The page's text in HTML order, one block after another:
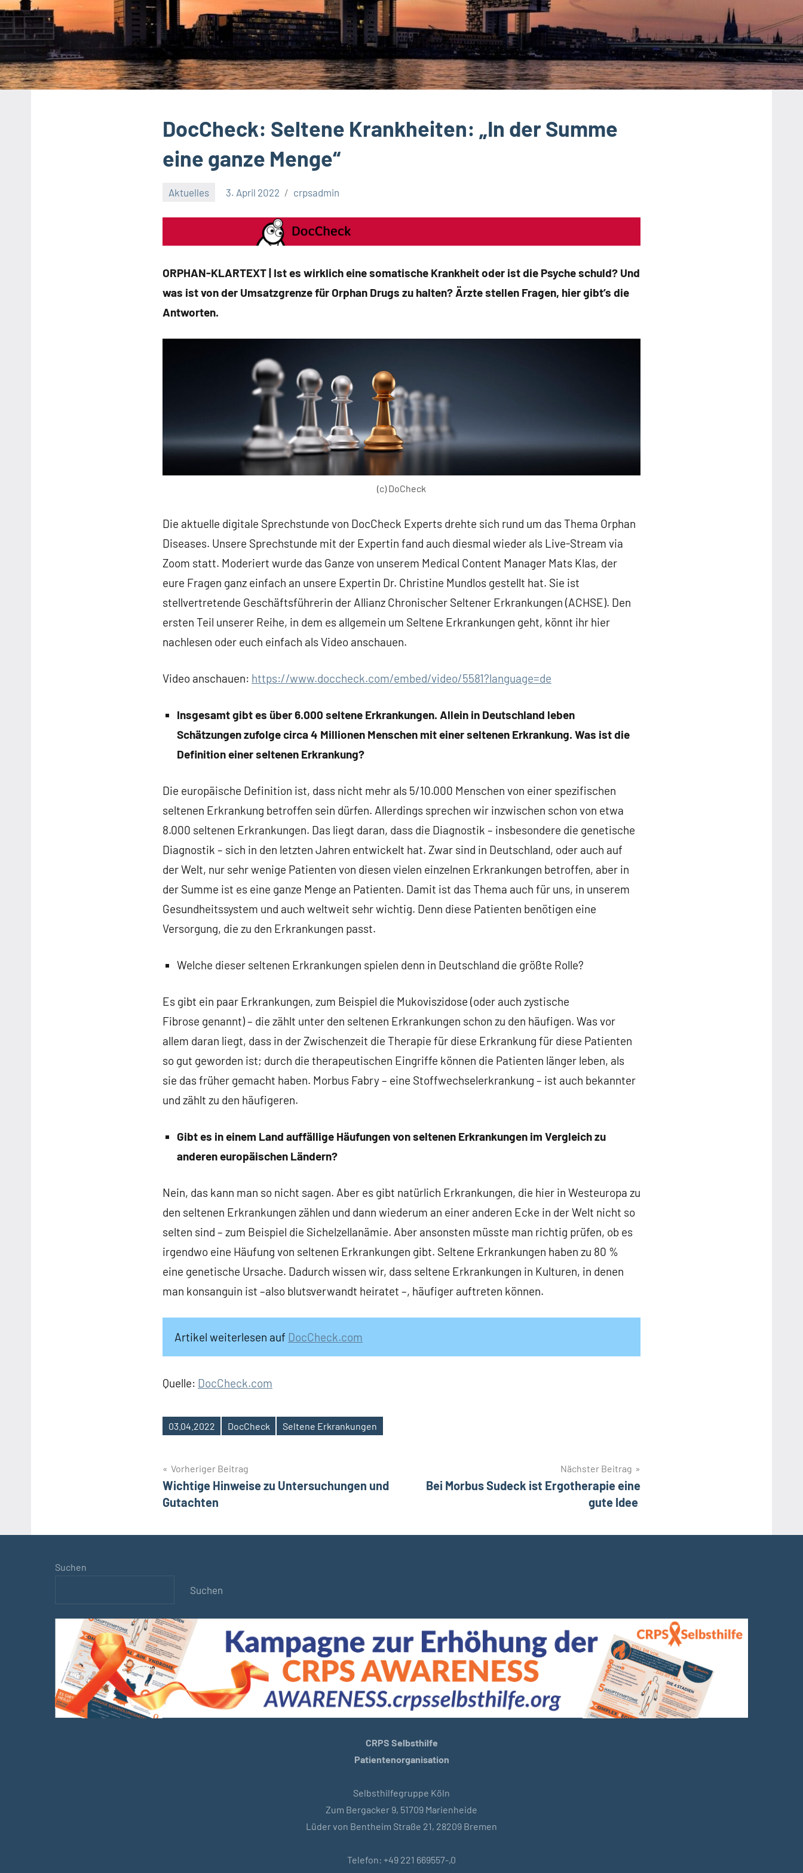
DocCheck: Seltene Krankheiten: „In der Summe
eine ganze Menge“
Aktuelles 3. April 2022 crpsadmin
ORPHAN-KLARTEXT | Ist es wirklich eine somatische Krankheit oder ist die Psyche schuld? Und
was ist von der Umsatzgrenze für Orphan Drugs zu halten? Ärzte stellen Fragen, hier gibt’s die
Antworten.
(c) DoCheck
Die aktuelle digitale Sprechstunde von DocCheck Experts drehte sich rund um das Thema Orphan
Diseases. Unsere Sprechstunde mit der Expertin fand auch diesmal wieder als Live-Stream via
Zoom statt. Moderiert wurde das Ganze von unserem Medical Content Manager Mats Klas, der
eure Fragen ganz einfach an unsere Expertin Dr. Christine Mundlos gestellt hat. Sie ist
stellvertretende Geschäftsführerin der Allianz Chronischer Seltener Erkrankungen (ACHSE). Den
ersten Teil unserer Reihe, in dem es allgemein um Seltene Erkrankungen geht, könnt ihr hier
nachlesen oder euch einfach als Video anschauen.
Video anschauen: https://www.doccheck.com/embed/video/5581?language=de
Insgesamt gibt es über 6.000 seltene Erkrankungen. Allein in Deutschland leben
Schätzungen zufolge circa 4 Millionen Menschen mit einer seltenen Erkrankung. Was ist die
Definition einer seltenen Erkrankung?
Die europäische Definition ist, dass nicht mehr als 5/10.000 Menschen von einer spezifischen
seltenen Erkrankung betroffen sein dürfen. Allerdings sprechen wir inzwischen schon von etwa
8.000 seltenen Erkrankungen. Das liegt daran, dass die Diagnostik – insbesondere die genetische
Diagnostik – sich in den letzten Jahren entwickelt hat. Zwar sind in Deutschland, oder auch auf
der Welt, nur sehr wenige Patienten von diesen vielen einzelnen Erkrankungen betroffen, aber in
der Summe ist es eine ganze Menge an Patienten. Damit ist das Thema auch für uns, in unserem
Gesundheitssystem und auch weltweit sehr wichtig. Denn diese Patienten benötigen eine
Versorgung, die zu den Erkrankungen passt.
Welche dieser seltenen Erkrankungen spielen denn in Deutschland die größte Rolle?
Es gibt ein paar Erkrankungen, zum Beispiel die Mukoviszidose (oder auch zystische
Fibrose genannt) – die zählt unter den seltenen Erkrankungen schon zu den häufigen. Was vor
allem daran liegt, dass in der Zwischenzeit die Therapie für diese Erkrankung für diese Patienten
so gut geworden ist; durch die therapeutischen Eingriffe können die Patienten länger leben, als
sie das früher gemacht haben. Morbus Fabry – eine Stoffwechselerkrankung – ist auch bekannter
und zählt zu den häufigeren.
Gibt es in einem Land auffällige Häufungen von seltenen Erkrankungen im Vergleich zu
anderen europäischen Ländern?
Nein, das kann man so nicht sagen. Aber es gibt natürlich Erkrankungen, die hier in Westeuropa zu
den seltenen Erkrankungen zählen und dann wiederum an einer anderen Ecke in der Welt nicht so
selten sind – zum Beispiel die Sichelzellanämie. Aber ansonsten müsste man richtig prüfen, ob es
irgendwo eine Häufung von seltenen Erkrankungen gibt. Seltene Erkrankungen haben zu 80 %
eine genetische Ursache. Dadurch wissen wir, dass seltene Erkrankungen in Kulturen, in denen
man konsanguin ist –also blutsverwandt heiratet –, häufiger auftreten können.
Artikel weiterlesen auf DocCheck.com
Quelle: DocCheck.com
Schlagwörter
03.04.2022 DocCheck Seltene Erkrankungen
Beitragsnavigation
Vorheriger Beitrag
Wichtige Hinweise zu Untersuchungen und
Gutachten
Nächster Beitrag
Bei Morbus Sudeck ist Ergotherapie eine
gute Idee
Suchen
Suchen
CRPS Selbsthilfe
Patientenorganisation
Selbsthilfegruppe Köln
Zum Bergacker 9, 51709 Marienheide
Lüder von Bentheim Straße 21, 28209 Bremen
Telefon: +49 221 669557-,0